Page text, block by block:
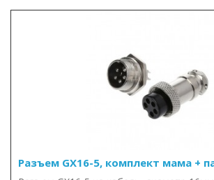
Разъем GX16-5, комплект мама +